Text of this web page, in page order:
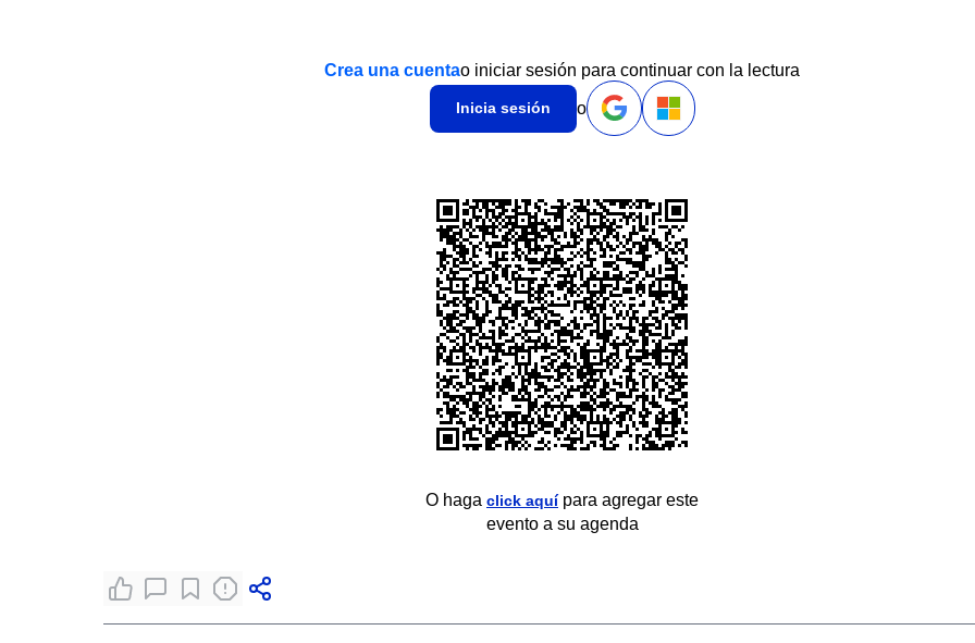
Crea una cuentao iniciar sesión para continuar con la lectura
Inicia sesión o
O haga click aquípara agregar este
evento a su agenda